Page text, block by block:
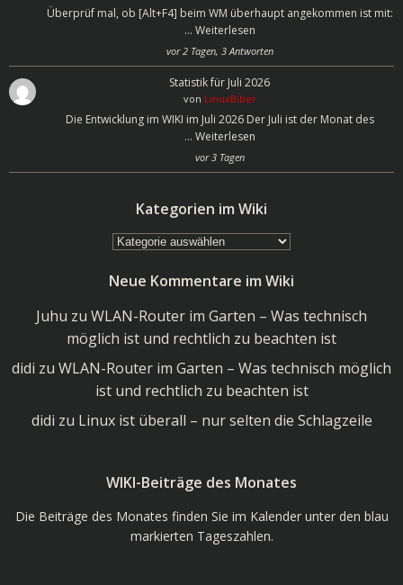
Überprüf mal, ob [Alt+F4] beim WM überhaupt angekommen ist mit:
… Weiterlesen
vor 2 Tagen, 3 Antworten
Statistik für Juli 2026
von LinuxBiber
Die Entwicklung im WIKI im Juli 2026 Der Juli ist der Monat des
… Weiterlesen
vor 3 Tagen
Kategorien im Wiki
Kategorien
Wiki
Neue Kommentare im Wiki
Juhu zu WLAN-Router im Garten – Was technisch
möglich ist und rechtlich zu beachten ist
didi zu WLAN-Router im Garten – Was technisch möglich
ist und rechtlich zu beachten ist
didi zu Linux ist überall – nur selten die Schlagzeile
WIKI-Beiträge des Monates
Die Beiträge des Monates finden Sie im Kalender unter den blau
markierten Tageszahlen.